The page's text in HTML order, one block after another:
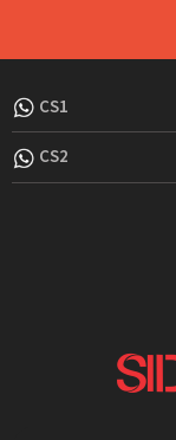
CS1
CS2